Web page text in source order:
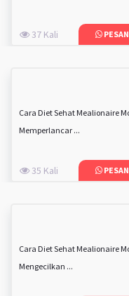
37 Kali PESAN
Cara Diet Sehat Mealionaire
Memperlancar ...
35 Kali PESAN
Cara Diet Sehat Mealionaire
Mengecilkan ...